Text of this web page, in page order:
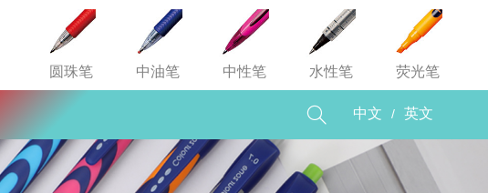
圆珠笔 中油笔 中性笔 水性笔 荧光笔
中文 / 英文
